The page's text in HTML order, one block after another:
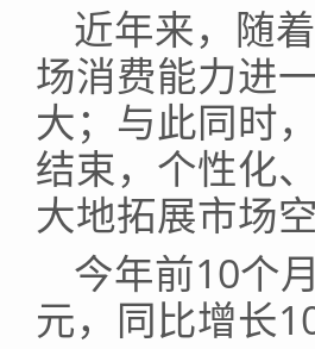
近年来，随
场消费能力进
大；与此同时
结束，个性化
大地拓展市场空
今年前10个
元，同比增长